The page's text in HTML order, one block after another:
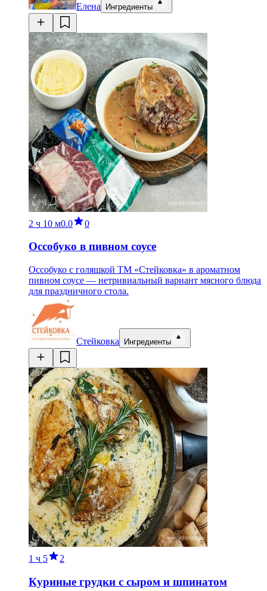
Елена Ингредиенты
2 ч 10 м0.0 0
Оссобуко в пивном соусе
Оссобуко с голяшкой ТМ «Стейковка» в ароматном
пивном соусе — нетривиальный вариант мясного блюда
для праздничного стола.
Стейковка Ингредиенты
1 ч 5 2
Куриные грудки с сыром и шпинатом